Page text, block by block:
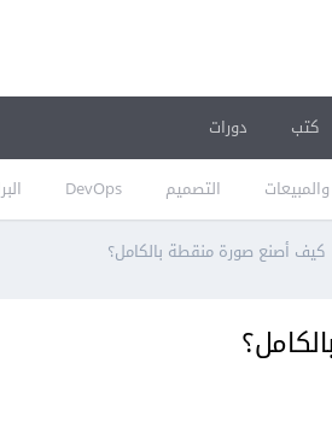
التصميم DevOps
كتب دورات
كيف أصنع صورة منقطة بالكامل؟